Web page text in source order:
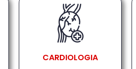
CARDIOLOGIA